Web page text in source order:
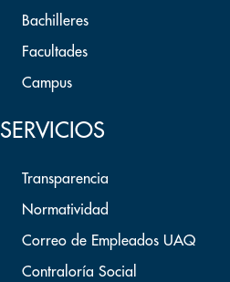
Bachilleres
Facultades
Campus
SERVICIOS
Transparencia
Normatividad
Correo de Empleados UAQ
Contraloría Social